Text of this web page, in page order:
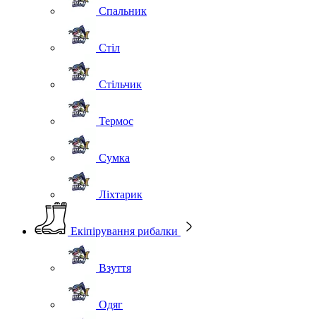
Спальник
Стіл
Стільчик
Термос
Сумка
Ліхтарик
Екіпірування рибалки
Взуття
Одяг